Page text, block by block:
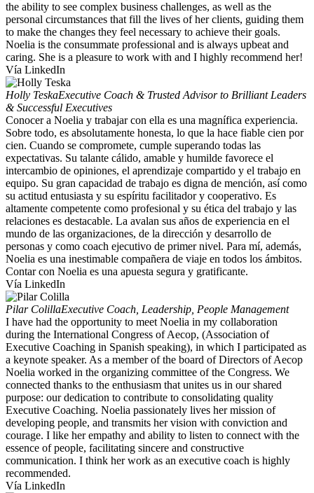
the ability to see complex business challenges, as well as the
personal circumstances that fill the lives of her clients, guiding them
to make the changes they feel necessary to achieve their goals.
Noelia is the consummate professional and is always upbeat and
caring. She is a pleasure to work with and I highly recommend her!
Vía LinkedIn
Holly TeskaExecutive Coach & Trusted Advisor to Brilliant Leaders
& Successful Executives
Conocer a Noelia y trabajar con ella es una magnífica experiencia.
Sobre todo, es absolutamente honesta, lo que la hace fiable cien por
cien. Cuando se compromete, cumple superando todas las
expectativas. Su talante cálido, amable y humilde favorece el
intercambio de opiniones, el aprendizaje compartido y el trabajo en
equipo. Su gran capacidad de trabajo es digna de mención, así como
su actitud entusiasta y su espíritu facilitador y cooperativo. Es
altamente competente como profesional y su ética del trabajo y las
relaciones es destacable. La avalan sus años de experiencia en el
mundo de las organizaciones, de la dirección y desarrollo de
personas y como coach ejecutivo de primer nivel. Para mí, además,
Noelia es una inestimable compañera de viaje en todos los ámbitos.
Contar con Noelia es una apuesta segura y gratificante.
Vía LinkedIn
Pilar ColillaExecutive Coach, Leadership, People Management
I have had the opportunity to meet Noelia in my collaboration
during the International Congress of Aecop, (Association of
Executive Coaching in Spanish speaking), in which I participated as
a keynote speaker. As a member of the board of Directors of Aecop
Noelia worked in the organizing committee of the Congress. We
connected thanks to the enthusiasm that unites us in our shared
purpose: our dedication to contribute to consolidating quality
Executive Coaching. Noelia passionately lives her mission of
developing people, and transmits her vision with conviction and
courage. I like her empathy and ability to listen to connect with the
essence of people, facilitating sincere and constructive
communication. I think her work as an executive coach is highly
recommended.
Vía LinkedIn